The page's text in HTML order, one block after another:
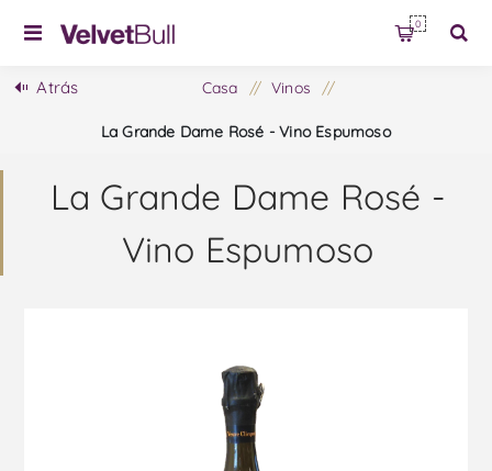
0
Atrás Casa / Vinos /
La Grande Dame Rosé - Vino Espumoso
La Grande Dame Rosé -
Vino Espumoso